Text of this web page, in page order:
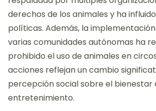
derechos de los animales y ha
políticas. Además, la
varias comunidades autónomas ha
prohibido el uso de animales en
acciones reflejan un cambio
percepción social sobre el bienestar
entretenimiento.